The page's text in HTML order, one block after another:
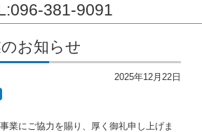
381-9091
お知らせ
2025年12月22日
業にご協力を賜り、厚く御礼申し上げま